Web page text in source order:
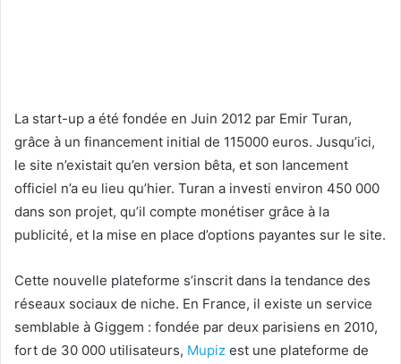
La start-up a été fondée en Juin 2012 par Emir Turan,
grâce à un financement initial de 115000 euros. Jusqu’ici,
le site n’existait qu’en version bêta, et son lancement
officiel n’a eu lieu qu’hier. Turan a investi environ 450 000
dans son projet, qu’il compte monétiser grâce à la
publicité, et la mise en place d’options payantes sur le site.
Cette nouvelle plateforme s’inscrit dans la tendance des
réseaux sociaux de niche. En France, il existe un service
semblable à Giggem : fondée par deux parisiens en 2010,
fort de 30 000 utilisateurs, Mupiz est une plateforme de